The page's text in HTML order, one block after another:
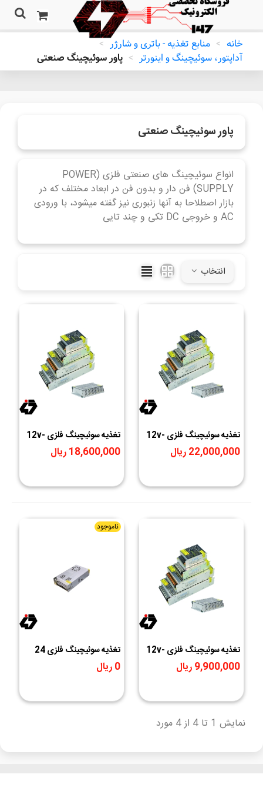
خانه > منابع تغذیه - باتری و شارژر >
آداپتور، سوئیچینگ و اینورتر > پاور سوئیچینگ صنعتی
پاور سوئیچینگ صنعتی
انواع سوئیچینگ های صنعتی فلزی (POWER
SUPPLY) فن دار و بدون فن در ابعاد مختلف که در
بازار اصطلاحا به آنها زنبوری نیز گفته میشود، با ورودی
AC و خروجی DC تکی و چند تایی
انتخاب
تغذیه سوئیچینگ فلزی 12v-
30A
22,000,000 ریال
تغذیه سوئیچینگ فلزی 12v-
20A
18,600,000 ریال
تغذیه سوئیچینگ فلزی 12v-
10A
9,900,000 ریال
ناموجود
تغذیه سوئیچینگ فلزی 24
دار0 ریال
نمایش 1 تا 4 از 4 مورد